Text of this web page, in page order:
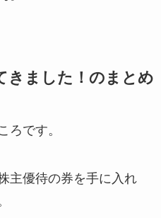
きました！のまとめ
ろです。
主優待の券を手に入れ